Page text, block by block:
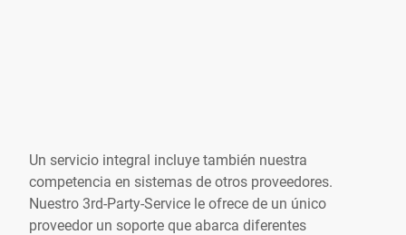
Un servicio integral incluye también nuestra
competencia en sistemas de otros proveedores.
Nuestro 3rd-Party-Service le ofrece de un único
proveedor un soporte que abarca diferentes